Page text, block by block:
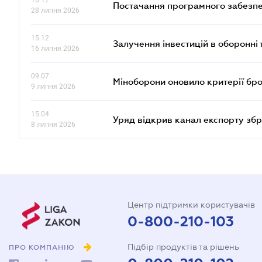
28 липня 2026
Постачання програмного
15.12
16 липня 2026
Залучення інвестицій в
09.07
9 липня 2026
Міноборони оновило критерії
15.04
8 липня 2026
Уряд відкрив канал експорту
ПРО КОМПАНІЮ
Центр підтримки користувачів
0-800-210-103
Підбір продуктів та рішень